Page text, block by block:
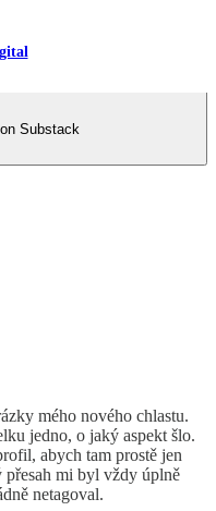
Substack
mého nového chlastu.
jedno, o jaký aspekt šlo.
abych tam prostě jen
mi byl vždy úplně
netagoval.